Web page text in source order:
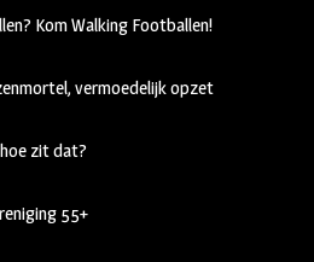
Kom Walking Footballen!
vermoedelijk opzet
zit dat?
55+